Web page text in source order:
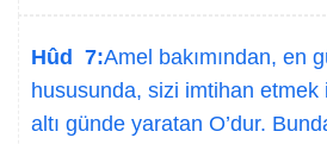
Hûd 7:Amel bakımından, en
hususunda, sizi imtihan etmek
altı günde yaratan O’dur.